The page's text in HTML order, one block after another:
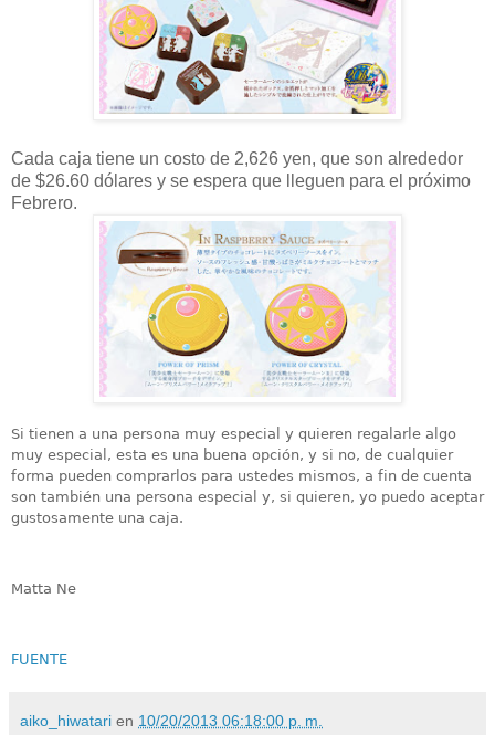
Cada caja tiene un costo de 2,626 yen, que son alrededor
de $26.60 dólares y se espera que lleguen para el próximo
Febrero.
Si tienen a una persona muy especial y quieren regalarle algo
muy especial, esta es una buena opción, y si no, de cualquier
forma pueden comprarlos para ustedes mismos, a fin de cuenta
son también una persona especial y, si quieren, yo puedo aceptar
gustosamente una caja.
Matta Ne
FUENTE
aiko_hiwatari en 10/20/2013 06:18:00 p. m.